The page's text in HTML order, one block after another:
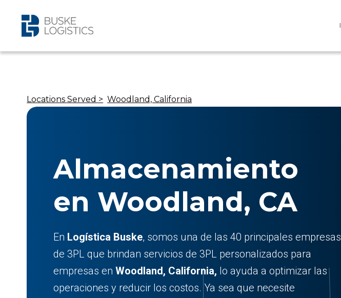
Locations Served > Woodland, California
Almacenamiento
en Woodland, CA
En Logística Buske, somos una de las 40 principales empresas
de 3PL que brindan servicios de 3PL personalizados para
empresas enWoodland, California, lo ayuda a optimizar las
operaciones y reducir los costos. Ya sea que necesite